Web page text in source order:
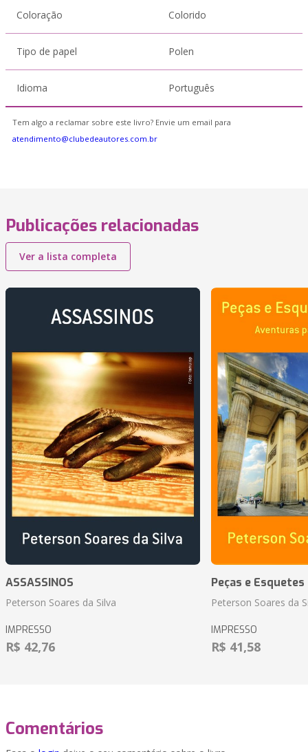
Coloração Colorido
Tipo de papel Polen
Idioma Português
Tem algo a reclamar sobre este livro? Envie um email para
atendimento@clubedeautores.com.br
Publicações relacionadas
Ver a lista completa
ASSASSINOS
Peterson Soares da Silva
IMPRESSO
R$ 42,76
Peças e
Peterson Soares da
IMPRESSO
R$ 41,58
Comentários